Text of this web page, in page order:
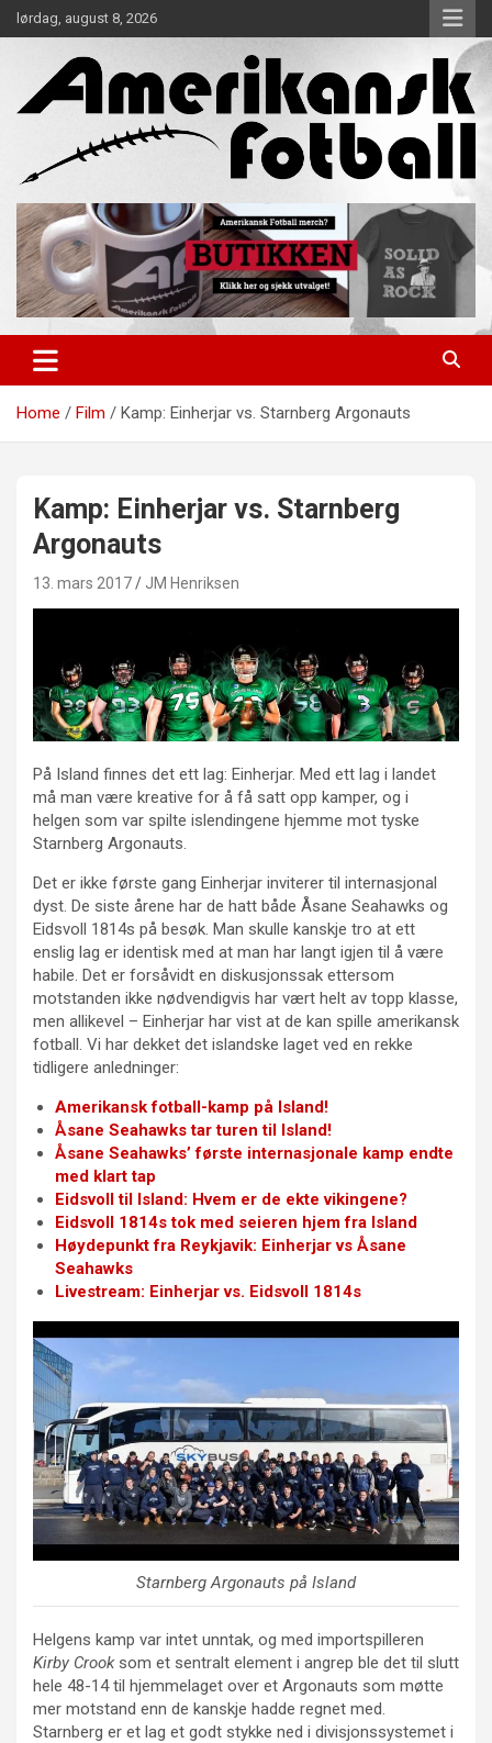
Skip
to
lørdag, august 8, 2026
Amerikansk Fotball
Home Film Kamp: Einherjar vs. Starnberg Argonauts
Kamp: Einherjar vs. Starnberg
Argonauts
13. mars 2017 JM Henriksen
På Island finnes det ett lag: Einherjar. Med ett lag i landet
må man være kreative for å få satt opp kamper, og i
helgen som var spilte islendingene hjemme mot tyske
Starnberg Argonauts.
Det er ikke første gang Einherjar inviterer til internasjonal
dyst. De siste årene har de hatt både Åsane Seahawks og
Eidsvoll 1814s på besøk. Man skulle kanskje tro at ett
enslig lag er identisk med at man har langt igjen til å være
habile. Det er forsåvidt en diskusjonssak ettersom
motstanden ikke nødvendigvis har vært helt av topp klasse,
men allikevel – Einherjar har vist at de kan spille amerikansk
fotball. Vi har dekket det islandske laget ved en rekke
tidligere anledninger:
Amerikansk fotball-kamp på Island!
Åsane Seahawks tar turen til Island!
Åsane Seahawks’ første internasjonale kamp endte
med klart tap
Eidsvoll til Island: Hvem er de ekte vikingene?
Eidsvoll 1814s tok med seieren hjem fra Island
Høydepunkt fra Reykjavik: Einherjar vs Åsane
Seahawks
Livestream: Einherjar vs. Eidsvoll 1814s
Starnberg Argonauts på Island
Helgens kamp var intet unntak, og med importspilleren
Kirby Crooksom et sentralt element i angrep ble det til slutt
hele 48-14 til hjemmelaget over et Argonauts som møtte
mer motstand enn de kanskje hadde regnet med.
Starnberg er et lag et godt stykke ned i divisjonssystemet i